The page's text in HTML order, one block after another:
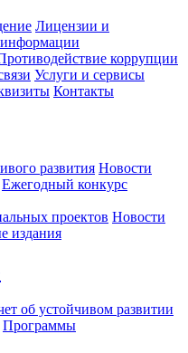
Лицензии и
коррупции
Услуги и сервисы
Контакты
развития Новости
Ежегодный конкурс
проектов Новости
издания
об устойчивом развитии
Программы